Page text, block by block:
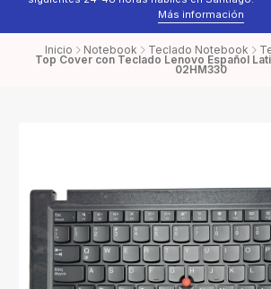
Más información
Inicio Notebook Teclado Notebook
Top Cover con Teclado Lenovo Español
02HM330